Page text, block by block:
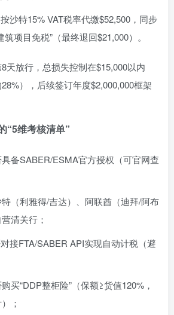
按沙特15% VAT税率代缴$52,500，同步
项目免税”（最终退回$21,000）。
8天放行，总损失控制在$15,000以内
28%），后续签订年度$2,000,000框架
“5维考核清单”
具备SABER/ESMA官方授权（可官网查
特（利雅得/吉达）、阿联酋（迪拜/阿布
清关行；
接FTA/SABER API实现自动计税（避
购买“DDP整柜险”（保额≥货值120%，
；